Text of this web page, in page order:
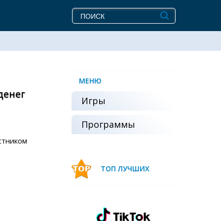
МЕНЮ
Игры
Программы
ТОП ЛУЧШИХ